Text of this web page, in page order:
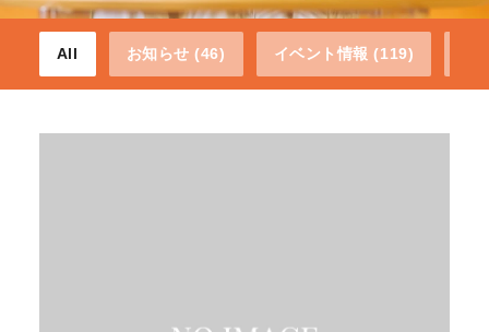
All お知らせ (46) イベント情報 (119)